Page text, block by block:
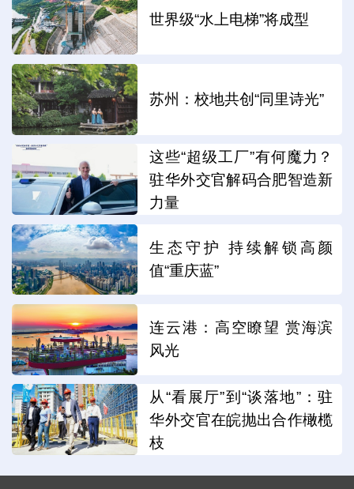
世界级“水上电梯”将成型
苏州：校地共创“同里诗光”
这些“超级工厂”有何魔力？
驻华外交官解码合肥智造新
力量
生态守护 持续解锁高颜
值“重庆蓝”
连云港：高空瞭望 赏海滨
风光
从“看展厅”到“谈落地”：驻
华外交官在皖抛出合作橄榄
枝